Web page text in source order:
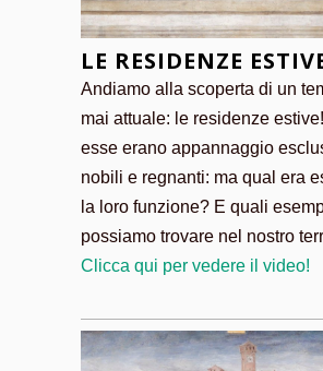
LE RESIDENZE
Andiamo alla scoperta di un
mai attuale: le residenze
esse erano appannaggio
nobili e regnanti: ma qual era
la loro funzione? E quali
possiamo trovare nel nostro
Clicca qui per vedere il video!